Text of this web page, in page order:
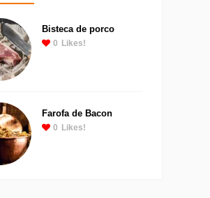
Bisteca de porco
0 Likes!
Farofa de Bacon
0 Likes!